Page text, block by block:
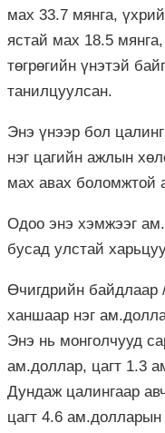
мах 33.7 мянга,
ястай мах 18.5
төгрөгийн үнэтэй
танилцуулсан.
Энэ үнээр бол
нэг цагийн ажлын
мах авах боломжтой
Одоо энэ хэмжээг
бусад улстай
Өчигдрийн байдлаар
ханшаар нэг
Энэ нь монголчууд
ам.доллар, цагт 1.3
Дундаж цалингаар
цагт 4.6 ам.долларын